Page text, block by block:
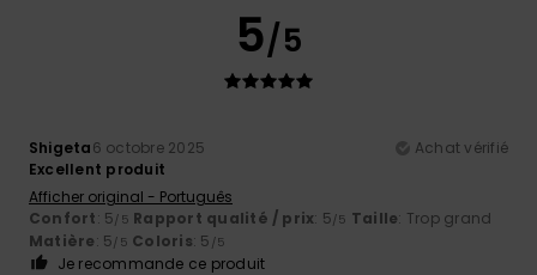
5/5
Shigeta6 octobre 2025
Achat vérifié
Excellent produit
Afficher original - Português
Confort: 5/5 Rapport qualité / prix: 5/5 Taille: Trop grand
Matière: 5/5 Coloris: 5 /5
Je recommande ce produit